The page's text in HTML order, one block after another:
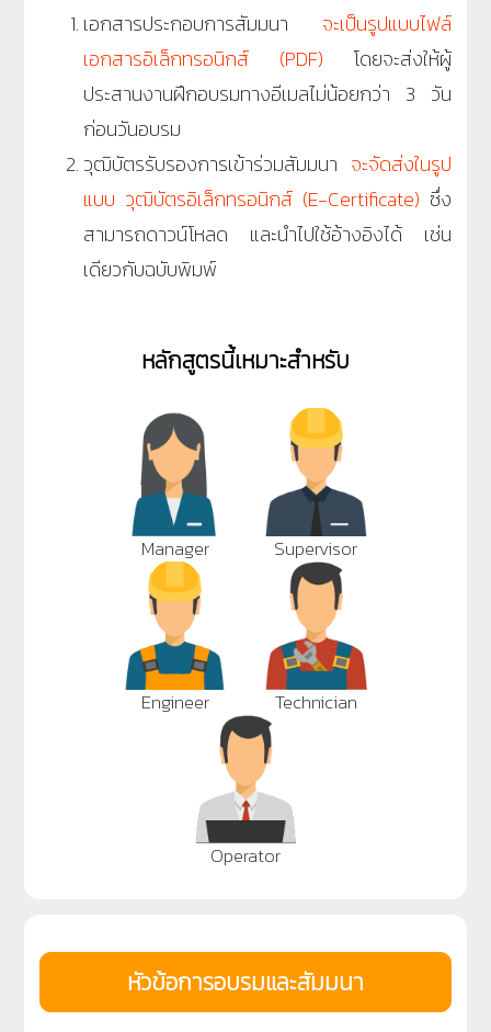
เอกสารประกอบการสัมมนา จะเป็นรูปแบบไฟล์
เอกสารอิเล็กทรอนิกส์ (PDF) โดยจะส่งให้ผู้
ประสานงานฝึกอบรมทางอีเมลไม่น้อยกว่า 3 วัน
ก่อนวันอบรม
วุฒิบัตรรับรองการเข้าร่วมสัมมนา จะจัดส่งในรูป
แบบ วุฒิบัตรอิเล็กทรอนิกส์ (E-Certificate) ซึ่ง
สามารถดาวน์โหลด และนำไปใช้อ้างอิงได้ เช่น
เดียวกับฉบับพิมพ์
หลักสูตรนี้เหมาะสำหรับ
Manager Supervisor
Engineer Technician
Operator
หัวข้อการอบรมและสัมมนา